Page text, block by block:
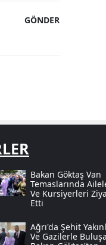
GÖNDER
Bakan Göktaş Van
Temaslarında
Ve Kursiyerleri
Etti
Ağrı'da Şehit
Ve Gazilerle